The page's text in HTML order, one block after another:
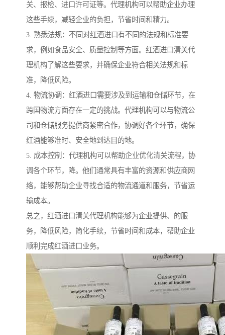
关、报检、进口许可证等。代理机构可以帮助企业办理
这些手续，减轻企业的负担，节省时间和精力。
3. 熟悉法规：不同对红酒进口有不同的法规和标准要
求，例如食品安全、质量控制等方面。红酒进口清关代
理机构了解这些要求，并确保企业符合相关法规和标
准，降低风险。
4. 物流协调：红酒进口需要涉及到运输和仓储环节，在
跨国物流方面存在一定的挑战。代理机构可以与物流公
司和仓储服务提供商紧密合作，协调好各个环节，确保
红酒能够准时、安全地到达目的地。
5. 成本控制：代理机构可以帮助企业优化清关流程，协
调各个环节，降。他们通常具有丰富的资源和供应商网
络，能够帮助企业寻找合适的物流通道和服务，节省运
输成本。
总之，红酒进口清关代理机构能够为企业提供、的服
务，降低风险，简化手续，节省时间和成本，帮助企业
顺利完成红酒进口业务。